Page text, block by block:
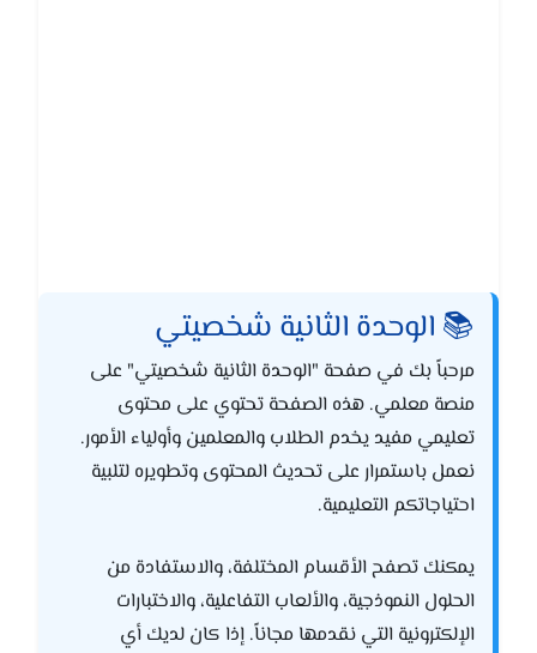
📚 الوحدة الثانية شخصيتي
مرحباً بك في صفحة "الوحدة الثانية شخصيتي" على
منصة معلمي. هذه الصفحة تحتوي على محتوى
تعليمي مفيد يخدم الطلاب والمعلمين وأولياء الأمور.
نعمل باستمرار على تحديث المحتوى وتطويره لتلبية
احتياجاتكم التعليمية.
يمكنك تصفح الأقسام المختلفة، والاستفادة من
الحلول النموذجية، والألعاب التفاعلية، والاختبارات
الإلكترونية التي نقدمها مجاناً. إذا كان لديك أي